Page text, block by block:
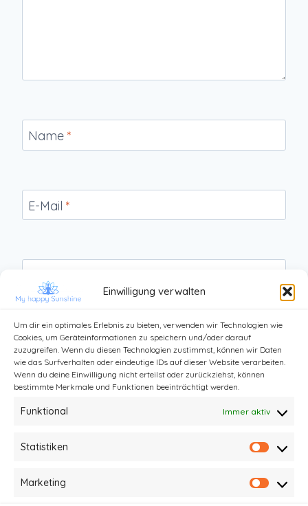
Einwilligung verwalten
Um dir ein optimales Erlebnis zu bieten, verwenden wir Technologien wie
Cookies, um Geräteinformationen zu speichern und/oder darauf
zuzugreifen. Wenn du diesen Technologien zustimmst, können wir Daten
wie das Surfverhalten oder eindeutige IDs auf dieser Website verarbeiten.
Wenn du deine Einwilligung nicht erteilst oder zurückziehst, können
bestimmte Merkmale und Funktionen beeinträchtigt werden.
Funktional Immer aktiv
Statistiken
Marketing
Name *
E-Mail *